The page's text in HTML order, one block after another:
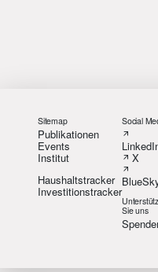
Sitemap
Publikationen
Events
Institut
Haushaltstracker
Investitionstracker
Social
X
Sie uns